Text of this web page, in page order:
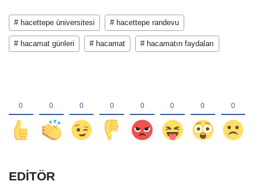
# hacettepe üniversitesi # hacettepe randevu
# hacamat günleri # hacamat # hacamatın faydaları
EDİTÖR